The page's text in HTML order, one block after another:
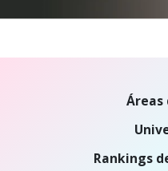
Áreas
Rankings